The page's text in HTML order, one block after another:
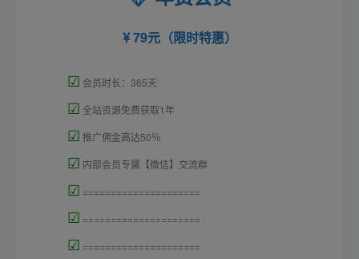
79元（限时特惠）
☑ 会员时长：365天
☑ 全站资源免费获取1年
☑ 推广佣金高达50％
☑ 内部会员专属【微信】交流群
☑ =====================
☑ =====================
☑ =====================